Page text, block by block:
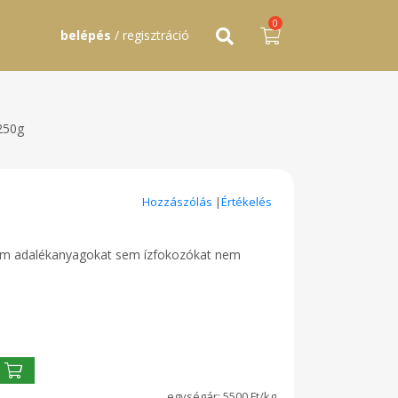
belépés / regisztráció
0
Hozzászólás |Értékelés
adalékanyagokat sem ízfokozókat nem